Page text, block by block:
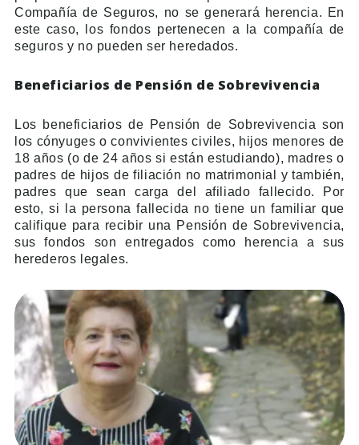
Compañía de Seguros, no se generará herencia. En
este caso, los fondos pertenecen a la compañía de
seguros y no pueden ser heredados.
Beneficiarios de Pensión de Sobrevivencia
Los beneficiarios de Pensión de Sobrevivencia son
los cónyuges o convivientes civiles, hijos menores de
18 años (o de 24 años si están estudiando), madres o
padres de hijos de filiación no matrimonial y también,
padres que sean carga del afiliado fallecido. Por
esto, si la persona fallecida no tiene un familiar que
califique para recibir una Pensión de Sobrevivencia,
sus fondos son entregados como herencia a sus
herederos legales.